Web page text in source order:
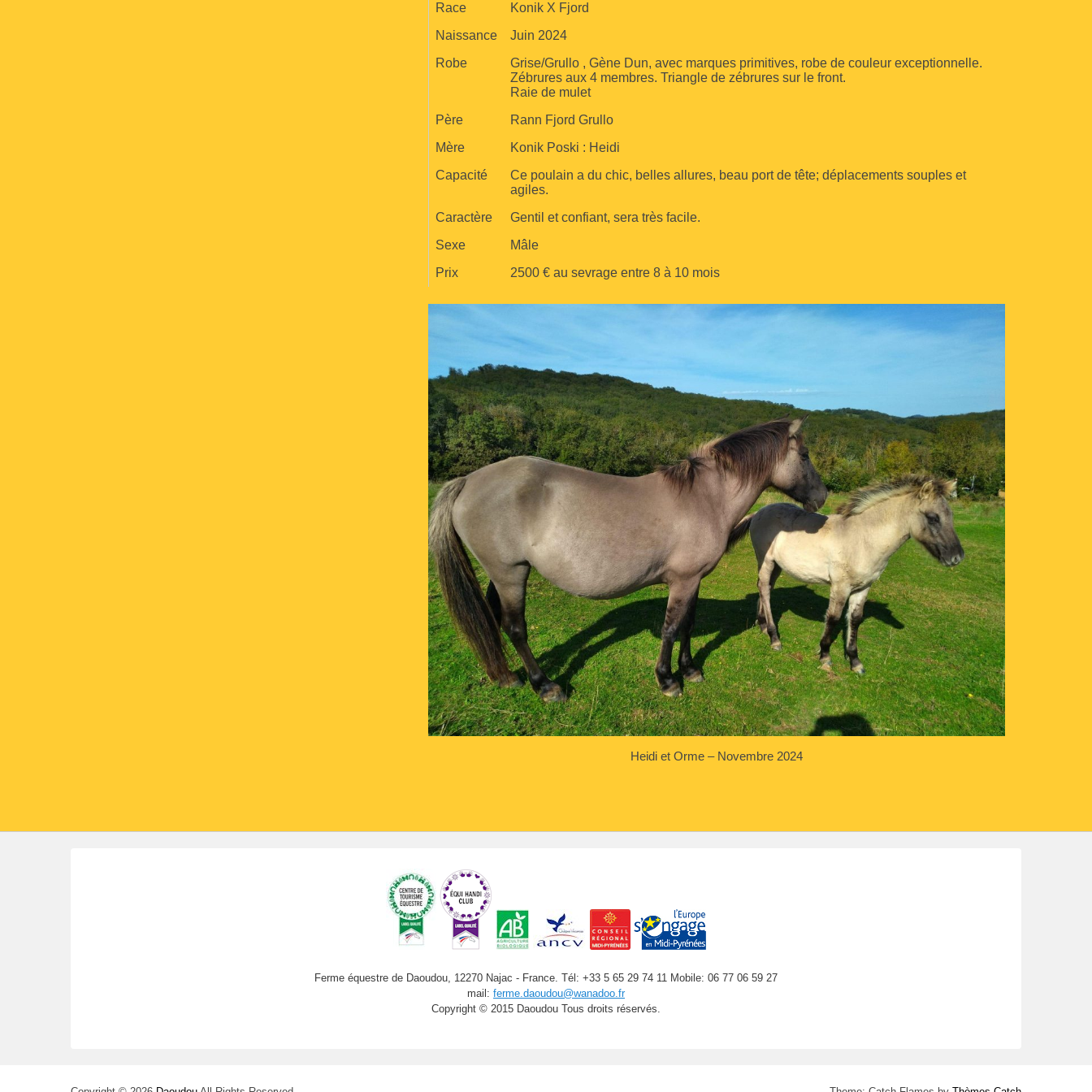
Race
Konik X Fjord
Naissance
Juin 2024
Robe
Grise/Grullo , Gène Dun, avec marques primitives, robe de couleur exceptionnelle.
Zébrures aux 4 membres. Triangle de zébrures sur le front.
Raie de mulet
Père
Rann Fjord Grullo
Mère
Konik Poski : Heidi
Capacité
Ce poulain a du chic, belles allures, beau port de tête; déplacements souples et
agiles.
Caractère
Gentil et confiant, sera très facile.
Sexe
Mâle
Prix
2500 € au sevrage entre 8 à 10 mois
Heidi et Orme – Novembre 2024
Ferme équestre de Daoudou, 12270 Najac - France. Tél: +33 5 65 29 74 11 Mobile: 06 77 06 59 27
mail: ferme.daoudou@wanadoo.fr
Copyright © 2015 Daoudou Tous droits réservés.